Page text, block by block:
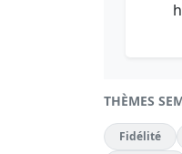
THÈMES
Fidélité